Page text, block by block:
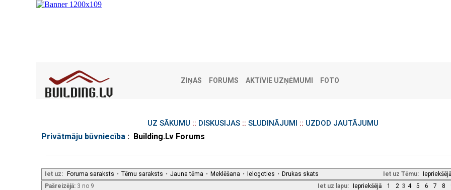
ZIŅAS FORUMS AKTĪVIE UZŅĒMUMI FOTO
UZ SĀKUMU :: DISKUSIJAS:: SLUDINĀJUMI :: UZDOD JAUTĀJUMU
Privātmāju būvniecība : Building.Lv Forums
Iet uz Tēmu:
Iet uz: Foruma saraksts • Tēmu saraksts • Jauna tēma • Meklēšana • Ielogoties • Drukas skats
Iet uz lapu: Iepriekšējā 1 2 3 4 5 6 7 8
Pašreizējā: 3 no 9